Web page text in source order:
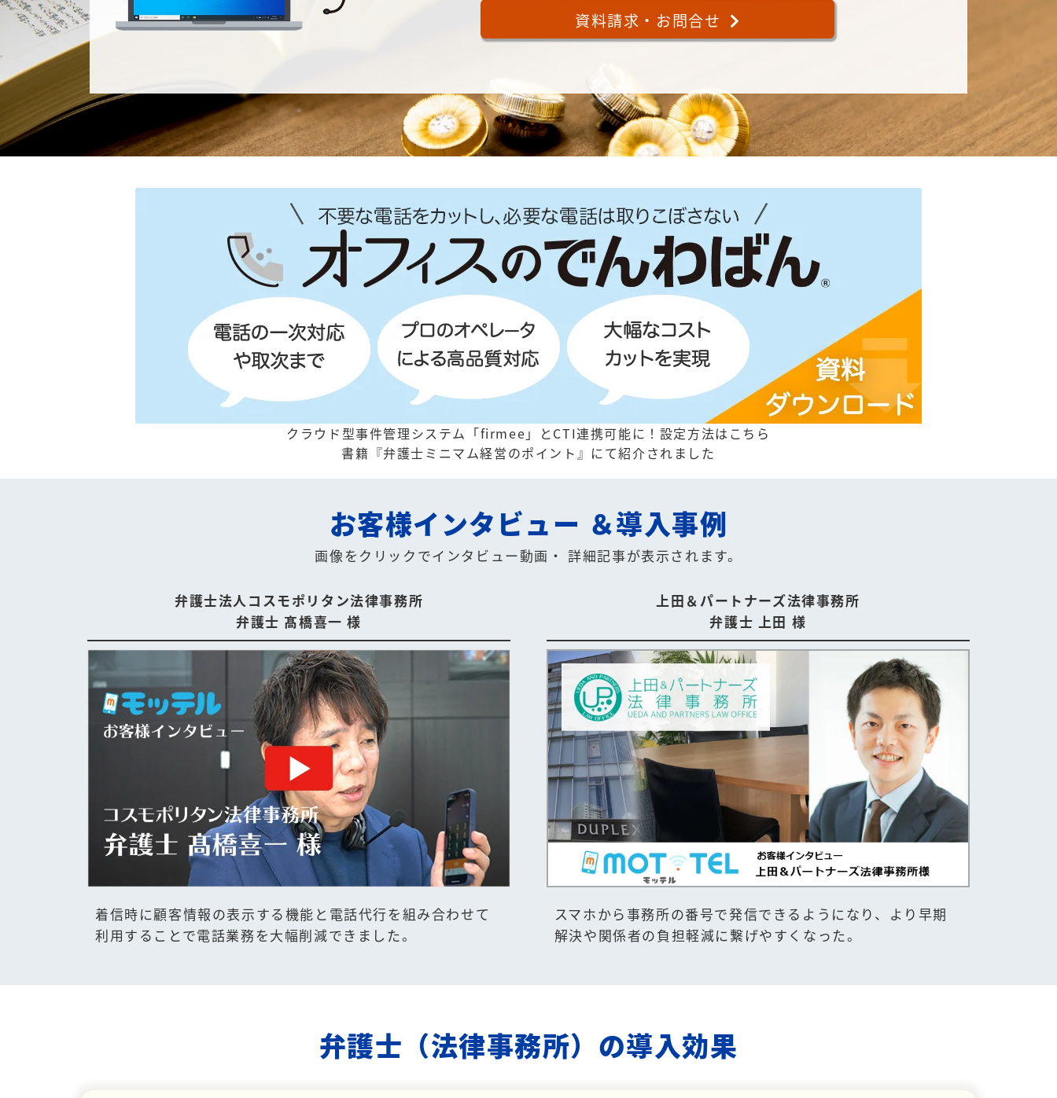
資料請求・お問合せ
クラウド型事件管理システム「firmee」とCTI連携可能に！ 設定方法はこちら
書籍『弁護士ミニマム経営のポイント』にて紹介されました
お客様インタビュー ＆導入事例
画像をクリックでインタビュー動画・ 詳細記事が表示されます。
弁護士法人コスモポリタン法律事務所
弁護士 髙橋喜一 様
着信時に顧客情報の表示する機能と電話代行を組み合わせて
利用することで電話業務を大幅削減できました。
上田＆パートナーズ法律事務所
弁護士 上田 様
スマホから事務所の番号で発信できるようになり、より早期
解決や関係者の負担軽減に繋げやすくなった。
弁護士（法律事務所）の導入効果